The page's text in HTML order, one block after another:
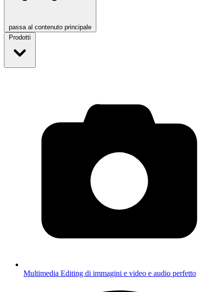
passa al contenuto principale
Prodotti
Multimedia Editing di immagini e video e audio perfetto